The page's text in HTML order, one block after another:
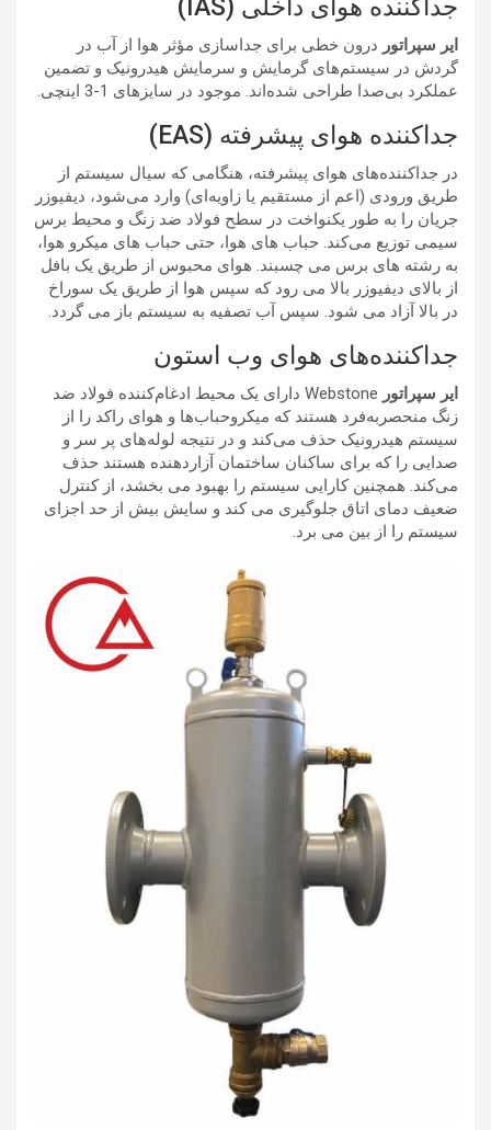
جداکننده هوای داخلی (IAS)
ایر سپراتور درون خطی برای جداسازی مؤثر هوا از آب در
گردش در سیستم‌های گرمایش و سرمایش هیدرونیک و تضمین
عملکرد بی‌صدا طراحی شده‌اند. موجود در سایزهای 1-3 اینچی.
جداکننده هوای پیشرفته (EAS)
در جداکننده‌های هوای پیشرفته، هنگامی که سیال سیستم از
طریق ورودی (اعم از مستقیم یا زاویه‌ای) وارد می‌شود، دیفیوزر
جریان را به طور یکنواخت در سطح فولاد ضد زنگ و محیط برس
سیمی توزیع می‌کند. حباب های هوا، حتی حباب های میکرو هوا،
به رشته های برس می چسبند. هوای محبوس از طریق یک بافل
از بالای دیفیوزر بالا می رود که سپس هوا از طریق یک سوراخ
در بالا آزاد می شود. سپس آب تصفیه به سیستم باز می گردد.
جداکننده‌های هوای وب استون
ایر سپراتور
Webstone دارای یک محیط ادغام‌کننده فولاد ضد
زنگ منحصربه‌فرد هستند که میکروحباب‌ها و هوای راکد را از
سیستم هیدرونیک حذف می‌کند و در نتیجه لوله‌های پر سر و
صدایی را که برای ساکنان ساختمان آزاردهنده هستند حذف
می‌کند. همچنین کارایی سیستم را بهبود می بخشد، از کنترل
ضعیف دمای اتاق جلوگیری می کند و سایش بیش از حد اجزای
سیستم را از بین می برد.